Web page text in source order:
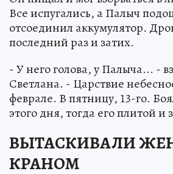
Все испугались, а Палыч
отсоединил аккумулятор.
последний раз и затих.
- У него голова, у Палыча... -
Светлана. - Царствие
феврале. В пятницу, 13-го.
этого дня, тогда его плитой и
ВЫТАСКИВАЛИ
КРАНОМ